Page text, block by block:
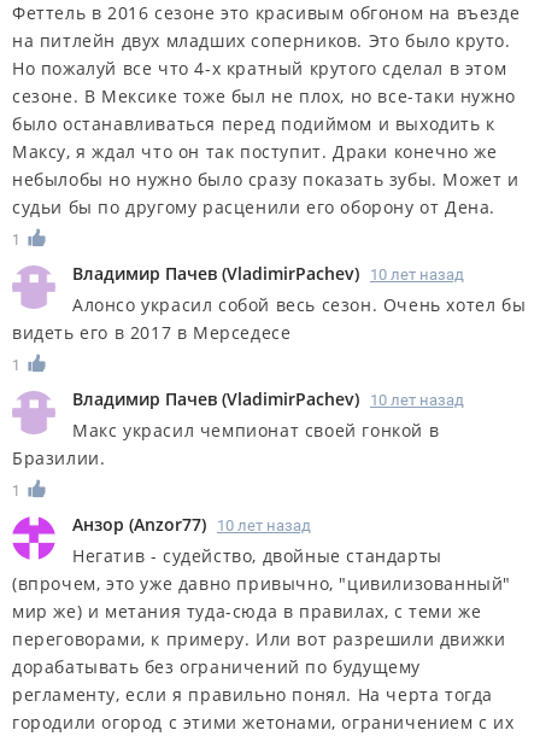
Феттель в 2016 сезоне это красивым обгоном на въезде
на питлейн двух младших соперников. Это было круто.
Но пожалуй все что 4-х кратный крутого сделал в этом
сезоне. В Мексике тоже был не плох, но все-таки нужно
было останавливаться перед подиймом и выходить к
Максу, я ждал что он так поступит. Драки конечно же
небылобы но нужно было сразу показать зубы. Может и
судьи бы по другому расценили его оборону от Дена.
1
Владимир Пачев (VladimirPachev) 10 лет назад
Алонсо украсил собой весь сезон. Очень хотел бы
видеть его в 2017 в Мерседесе
1
Владимир Пачев (VladimirPachev) 10 лет назад
Макс украсил чемпионат своей гонкой в
Бразилии.
1
Анзор (Anzor77) 10 лет назад
Негатив - судейство, двойные стандарты
(впрочем, это уже давно привычно, "цивилизованный"
мир же) и метания туда-сюда в правилах, с теми же
переговорами, к примеру. Или вот разрешили движки
дорабатывать без ограничений по будущему
регламенту, если я правильно понял. На черта тогда
городили огород с этими жетонами, ограничением с их